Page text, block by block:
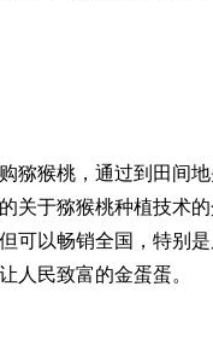
猕猴桃，通过到田间
关于猕猴桃种植技术
可以畅销全国，特别
人民致富的金蛋蛋。